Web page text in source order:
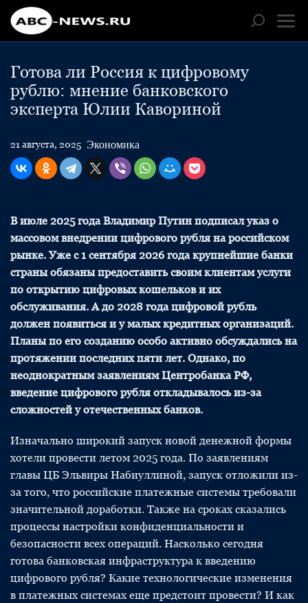
Готова ли Россия к цифровому
рублю: мнение банковского
эксперта Юлии Кавориной
21 августа, 2025 Экономика
В июле 2025 года Владимир Путин подписал указ о
массовом внедрении цифрового рубля на российском
рынке. Уже с 1 сентября 2026 года крупнейшие банки
страны обязаны предоставить своим клиентам услуги
по открытию цифровых кошельков и их
обслуживания. А до 2028 года цифровой рубль
должен появиться и у малых кредитных организаций.
Планы по его созданию особо активно обсуждались на
протяжении последних пяти лет. Однако, по
неоднократным заявлениям Центробанка РФ,
введение цифрового рубля откладывалось из-за
сложностей у отечественных банков.
Изначально широкий запуск новой денежной формы
хотели провести летом 2025 года. По заявлениям
главы ЦБ Эльвиры Набиуллиной, запуск отложили из-
за того, что российские платежные системы требовали
значительной доработки. Также на сроках сказались
процессы настройки конфиденциальности и
безопасности всех операций. Насколько сегодня
готова банковская инфраструктура к введению
цифрового рубля? Какие технологические изменения
в платежных системах еще предстоит провести? И как